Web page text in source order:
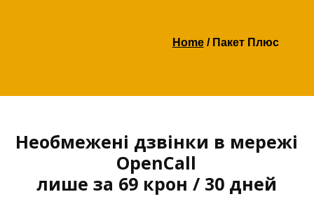
Home/ Пакет Плюс
Необмежені дзвінки в мережі
OpenCall
лише за 69 крон / 30 дней